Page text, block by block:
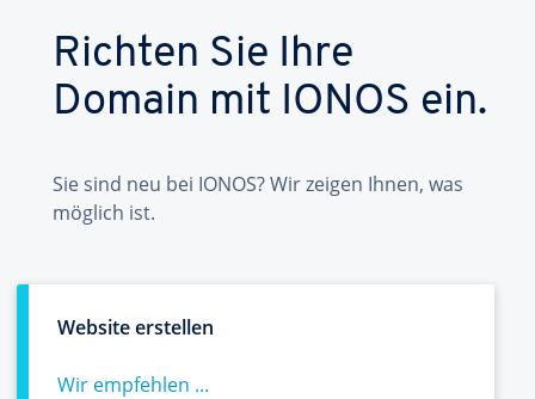
Richten Sie Ihre
Domain mit IONOS ein.
Sie sind neu bei IONOS? Wir zeigen Ihnen, was
möglich ist.
Website erstellen
Wir empfehlen ...